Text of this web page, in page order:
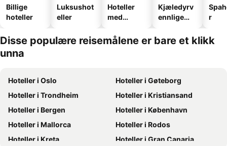
Billige
hoteller
Luksushot
eller
Hoteller
med
Kjæledyrv
ennlige
r
Disse populære reisemålene er bare et klikk
unna
Hoteller i Oslo
Hoteller i Gøteborg
Hoteller i Trondheim
Hoteller i Kristiansand
Hoteller i Bergen
Hoteller i København
Hoteller i Mallorca
Hoteller i Rodos
Hoteller i Kreta
Hoteller i Gran Canaria